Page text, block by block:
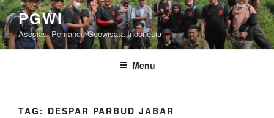
Skip
to
content
PGWI
Asosiasi Pemandu Geowisata Indonesia
Menu
TAG: DESPAR PARBUD JABAR